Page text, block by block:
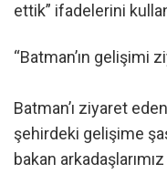
ettik” ifadelerini
“Batman’ın gelişimi
Batman’ı ziyaret
şehirdeki gelişime
bakan